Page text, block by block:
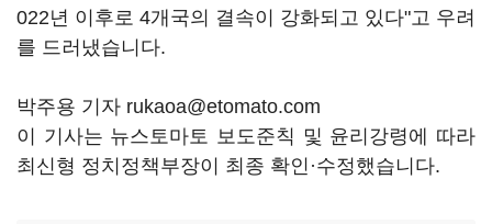
022년 이후로 4개국의 결속이 강화되고 있다"고 우려
를 드러냈습니다.
박주용 기자 rukaoa@etomato.com
이 기사는 뉴스토마토 보도준칙 및 윤리강령에 따라
최신형 정치정책부장이 최종 확인·수정했습니다.